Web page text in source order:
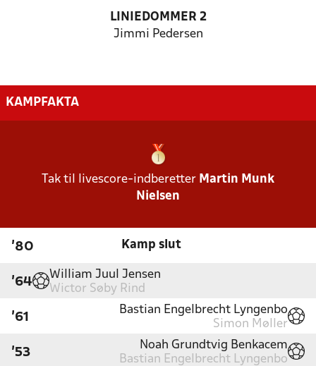
LINIEDOMMER 2
Jimmi Pedersen
KAMPFAKTA
Tak til livescore-indberetter Martin Munk
Nielsen
'80 Kamp slut
'64
William Juul Jensen
Wictor Søby Rind
'61
Bastian Engelbrecht Lyngenbo
Simon Møller
'53
Noah Grundtvig Benkacem
Bastian Engelbrecht Lyngenbo